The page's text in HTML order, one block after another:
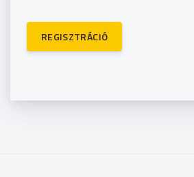
REGISZTRÁCIÓ